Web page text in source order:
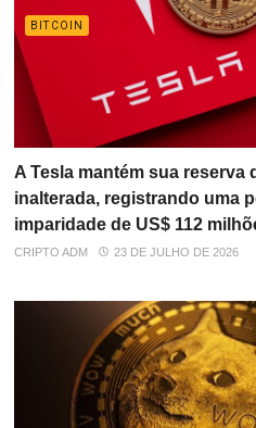
BITCOIN
A Tesla mantém sua reserva
inalterada, registrando uma
imparidade de US$ 112
CRIPTO ADM 23 DE JULHO DE 2026